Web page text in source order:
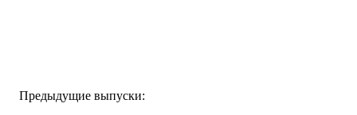
Предыдущие выпуски: